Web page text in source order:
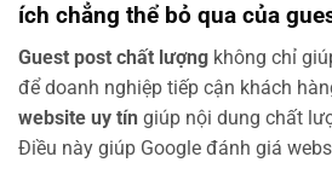
ích chẳng thể bỏ qua của
Guest post chất lượng không chỉ
để doanh nghiệp tiếp cận khách
website uy tín giúp nội dung chất
Điều này giúp Google đánh giá